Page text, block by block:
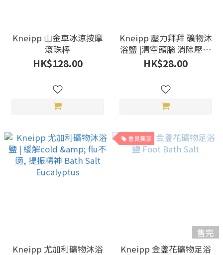
Kneipp 山金車冰涼按摩
滾珠棒
HK$128.00
Kneipp 壓力拜拜 礦物沐
浴鹽 |清空頭腦 消除壓力
Stress
HK$28.00
Kneipp 尤加利礦物沐浴
會員獨享
售完
Kneipp 金盞花礦物足浴